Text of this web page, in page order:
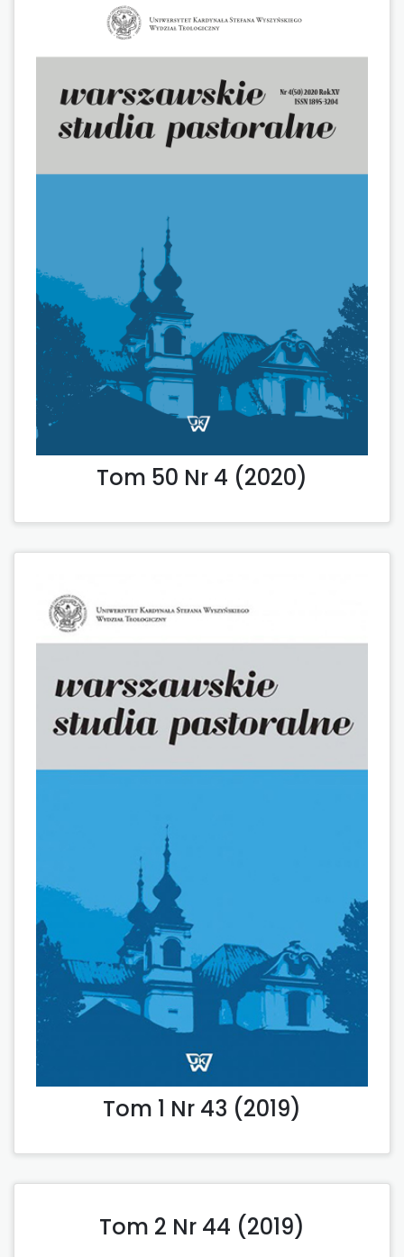
Tom 50 Nr 4 (2020)
Tom 1 Nr 43 (2019)
Tom 2 Nr 44 (2019)